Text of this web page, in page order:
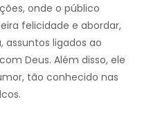
onde o público
felicidade e abordar,
ligados ao
Deus. Além disso, ele
tão conhecido nas